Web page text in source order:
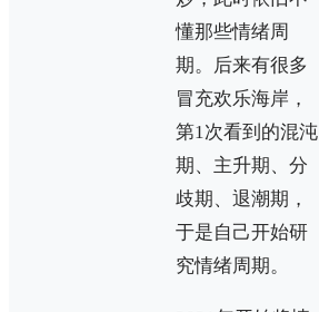
懂那些情绪周
期。后来有很多
冒充欢乐海岸，
第1次看到的混沌
期、主升期、分
歧期、退潮期，
于是自己开始研
究情绪周期。